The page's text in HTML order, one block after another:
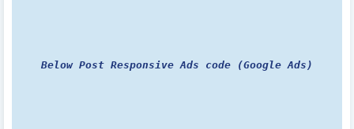
Below Post Responsive Ads code (Google Ads)